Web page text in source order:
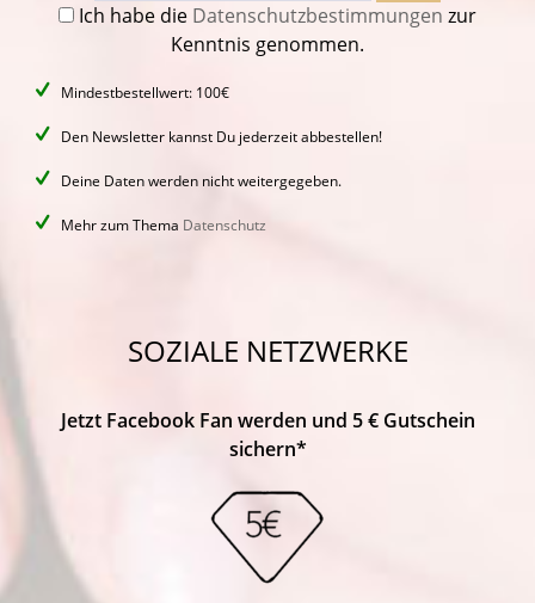
Ich habe die Datenschutzbestimmungen zur
Kenntnis genommen.
Mindestbestellwert: 100€
Den Newsletter kannst Du jederzeit abbestellen!
Deine Daten werden nicht weitergegeben.
Mehr zum Thema Datenschutz
SOZIALE NETZWERKE
Jetzt Facebook Fan werden und 5 € Gutschein
sichern*